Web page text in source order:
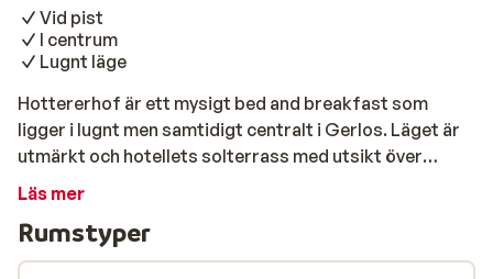
Vid pist
I centrum
Lugnt läge
Hottererhof är ett mysigt bed and breakfast som
ligger i lugnt men samtidigt centralt i Gerlos. Läget är
utmärkt och hotellets solterrass med utsikt över
pisten. På Hottererhof bor du antingen i trevliga
lägenheter med kök där du kan välja att boka med
frukost.
Läs mer
Rumstyper